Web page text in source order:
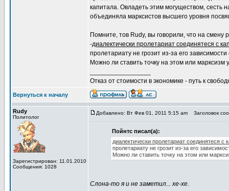
капитала. Овладеть этим могуществом, сесть
объединяла марксистов высшего уровня
Помните, тов Rudy, вы говорили, что на
-диалектически пролетариат соединятеся с
пролетариату не грозит из-за его зависимости
Можно ли ставить точку на этом или
Отказ от стоимости в экономике - путь к
Вернуться к началу
Rudy
Политолог
Зарегистрирован: 11.01.2010
Сообщения: 1028
Добавлено: Вт Фев 01, 2011 5:15 am Заголовок
Пойнтс писал(а):
диалектически пролетариат соединятеся
пролетариату не грозит из-за его
Можно ли ставить точку на этом или
Слона-то я и не заметил... хе-хе.